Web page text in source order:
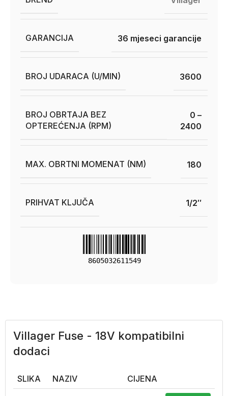
GARANCIJA 36 mjeseci garancije
BROJ UDARACA (U/MIN) 3600
BROJ OBRTAJA BEZ
OPTEREĆENJA (RPM)
0 –
2400
MAX. OBRTNI MOMENAT (NM) 180
PRIHVAT KLJUČA 1/2″
8605032611549
Villager Fuse - 18V kompatibilni
dodaci
SLIKA NAZIV CIJENA